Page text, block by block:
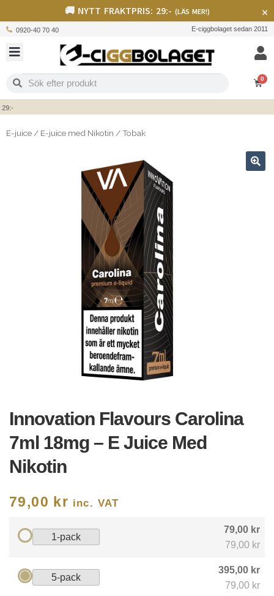
🚚 NYTT FRAKTPRIS: 29:- (LÄS MER!) ×
0920-40 70 40 E-ciggbolaget sedan 2011
0
E-juice / E-juice med Nikotin /Tobak
Innovation Flavours Carolina
7ml 18mg – E Juice Med
Nikotin
79,00 kr inc. VAT
1-pack
79,00 kr
79,00 kr
5-pack
395,00 kr
79,00 kr